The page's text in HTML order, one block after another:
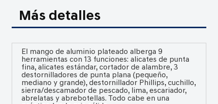
Más detalles
El mango de aluminio plateado alberga 9
herramientas con 13 funciones: alicates de punta
fina, alicates estándar, cortador de alambre, 3
destornilladores de punta plana (pequeño,
mediano y grande), destornillador Phillips, cuchillo,
sierra/descamador de pescado, lima, escariador,
abrelatas y abrebotellas. Todo cabe en una